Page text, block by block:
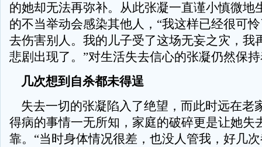
的她却无法再弥补。从此张凝一直谨小慎微地
的不当举动会感染其他人，“我这样已经很可
去伤害别人。我的儿子受了这场无妄之灾，我
悲剧出现了。”对生活失去信心的张凝仍然保
几次想到自杀都未得逞
失去一切的张凝陷入了绝望，而此时远在老
得病的事情一无所知，家庭的破碎更是让她失
靠。“当时身体情况很差，也没人管我，好几